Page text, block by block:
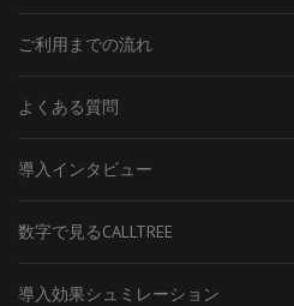
ご利用までの流れ
よくある質問
導入インタビュー
数字で見るCALLTREE
導入効果シュミレーション